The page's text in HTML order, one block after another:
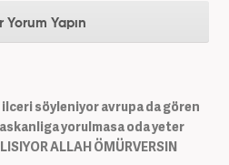
Yorum Yapın
söyleniyor avrupa da gören
yorulmasa oda yeter
ALLAH ÖMÜRVERSIN